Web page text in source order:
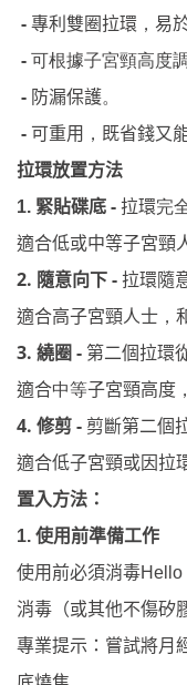
-專利雙圈拉環 ， 易
- 可根據子宮頸高度
- 防漏保護。
- 可重用 ， 既省錢又
拉環放置方法
1. 緊貼碟底- 拉環完
適合低或中等子宮頸
2. 隨意向下-拉環隨
適合高子宮頸人士 ，
3. 繞圈 - 第二個拉環
適合中等子宮頸高度 ，
4. 修剪- 剪斷第二個
適合低子宮頸或因拉
置入方法：
1. 使用前準備工作
使用前必須消毒Hello
消毒（或其他不傷矽
專業提示：嘗試將月